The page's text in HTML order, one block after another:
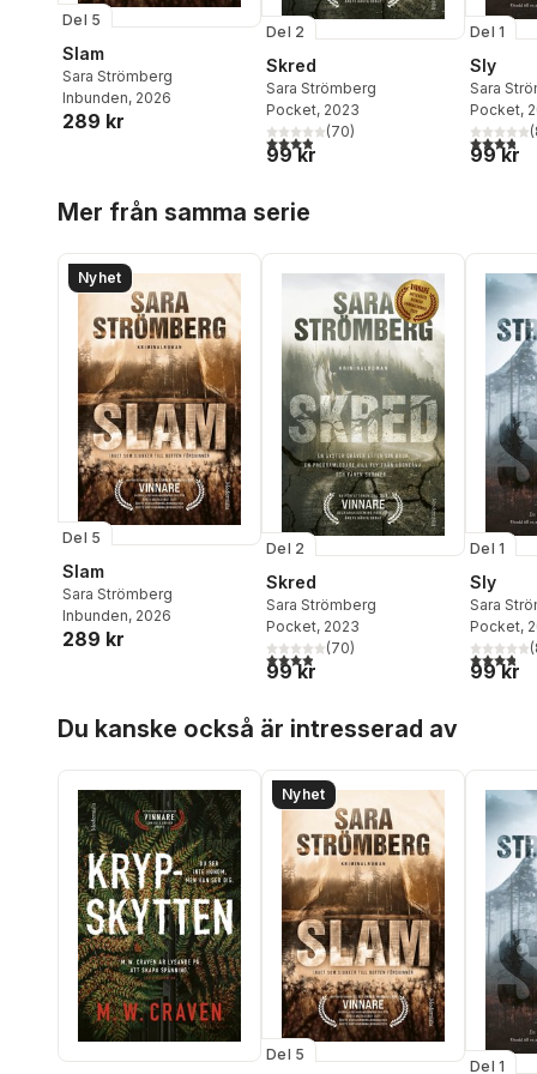
Del 5
Slam
Sara Strömberg
Inbunden, 2026
289 kr
Del 2
Skred
Sara Strömberg
Pocket, 2023
3,9utav 5 stjärnor. Totalt antal röster:
(70)
99 kr
Del 1
Sly
Sara
Pocket,
3,8utav (
99 kr
Mer från samma serie
Nyhet
Del 5
Slam
Sara Strömberg
Inbunden, 2026
289 kr
Del 2
Skred
Sara Strömberg
Pocket, 2023
3,9utav 5 stjärnor. Totalt antal röster:
(70)
99 kr
Del 1
Sly
Sara
Pocket,
3,8utav (
99 kr
Du kanske också är intresserad av
Nyhet
Del 5
Del 1